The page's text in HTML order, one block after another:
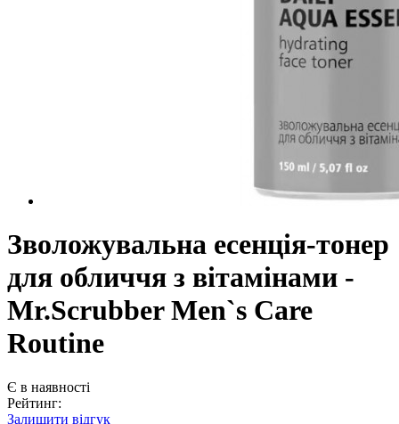
Зволожувальна есенція-тонер
для обличчя з вітамінами -
Mr.Scrubber Men`s Care
Routine
Є в наявності
Рейтинг:
Залишити відгук